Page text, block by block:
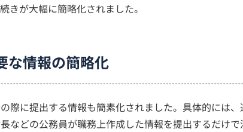
きが大幅に簡略化されました。
情報の簡略化
際に提出する情報も簡素化されました。具体的には
などの公務員が職務上作成した情報を提出するだけで